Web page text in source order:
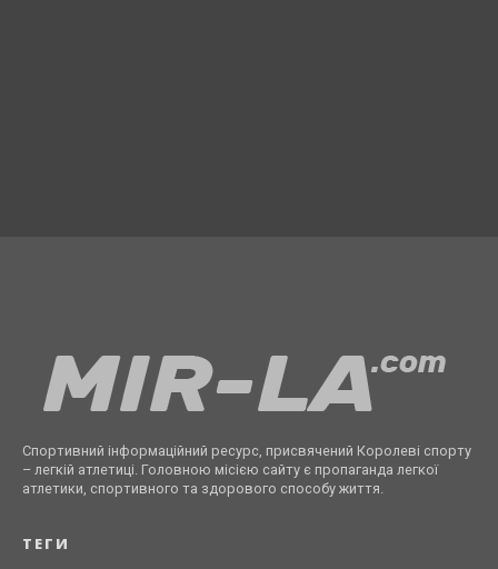
Спортивний інформаційний ресурс, присвячений Королеві спорту
– легкій атлетиці. Головною місією сайту є пропаганда легкої
атлетики, спортивного та здорового способу життя.
ТЕГИ